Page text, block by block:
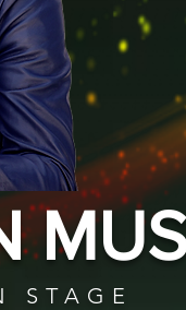
STAGE